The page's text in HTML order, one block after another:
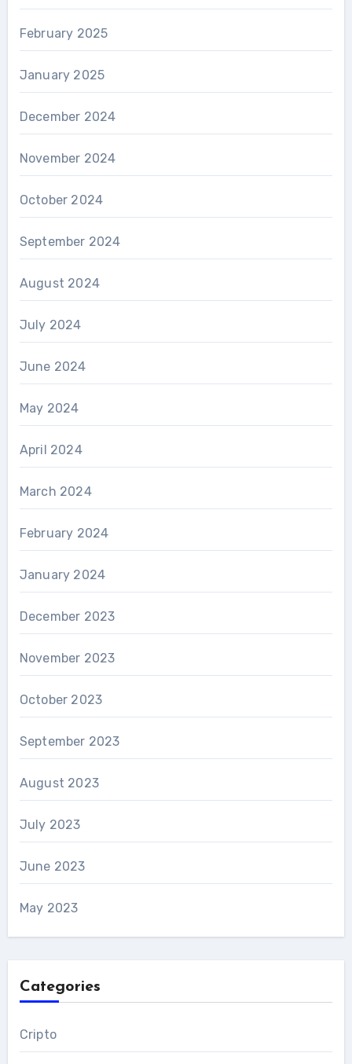
February 2025
January 2025
December 2024
November 2024
October 2024
September 2024
August 2024
July 2024
June 2024
May 2024
April 2024
March 2024
February 2024
January 2024
December 2023
November 2023
October 2023
September 2023
August 2023
July 2023
June 2023
May 2023
Categories
Cripto